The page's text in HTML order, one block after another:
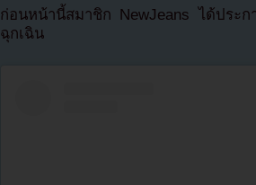
ก่อนหน้านี้สมาชิก NewJeans ได้ประ
ฉุกเฉิน